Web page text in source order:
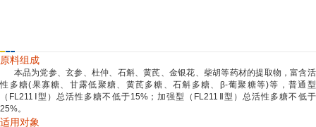
原料组成
本品为党参、玄参、杜仲、石斛、黄芪、金银花、柴胡等药材的提取物，富含活
性多糖(果寡糖、甘露低聚糖、黄芪多糖、石斛多糖、β-葡聚糖等)等，普通型
（FL211Ⅰ型）总活性多糖不低于15%；加强型（FL211Ⅱ型）总活性多糖不低于
25%。
适用对象